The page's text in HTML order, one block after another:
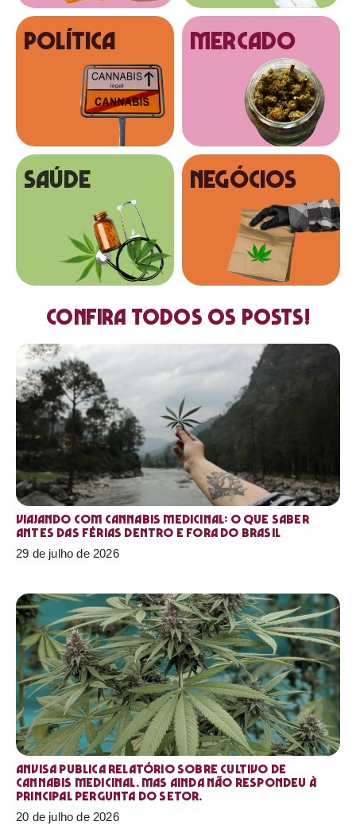
Política MERCADO
SAÚDE NEGÓCIOS
Confira todos os posts!
Viajando com cannabis medicinal: o que saber
antes das férias dentro e fora do Brasil
29 de julho de 2026
Anvisa publica relatório sobre cultivo de
Cannabis medicinal. Mas ainda não respondeu à
principal pergunta do setor.
20 de julho de 2026